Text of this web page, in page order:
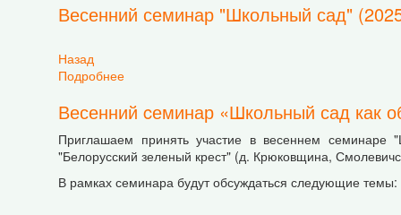
Весенний семинар "Школьный сад"
Назад
Подробнее
Весенний cеминар «Школьный сад как
Приглашаем принять участие в весеннем
"Белорусский зеленый крест" (д. Крюковщина,
В рамках семинара будут обсуждаться следующие темы: